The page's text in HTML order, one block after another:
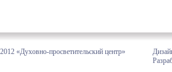
«Духовно-просветительский центр»